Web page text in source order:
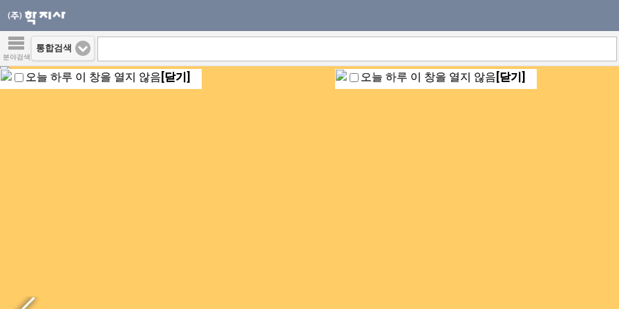
오늘 하루 이 창을 열지 않음 [닫기] 오늘 하루 이 창을 열지 않음 [닫기]
분야검색
통합검색